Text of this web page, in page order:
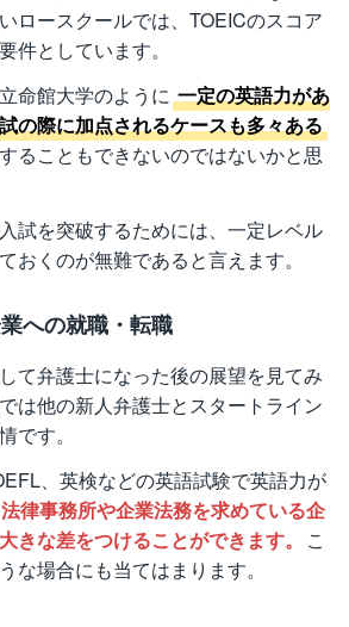
ロースクールでは、TOEICのスコア
件としています。
命館大学のように 一定の英語力があ
の際に加点されるケースも多々ある
ることもできないのではないかと思
試を突破するためには、一定レベル
おくのが無難であると言えます。
への就職・転職
て弁護士になった後の展望を見てみ
は他の新人弁護士とスタートライン
です。
、英検などの英語試験で英語力が
法律事務所や企業法務を求めている企
きな差をつけることができます。
こ
な場合にも当てはまります。